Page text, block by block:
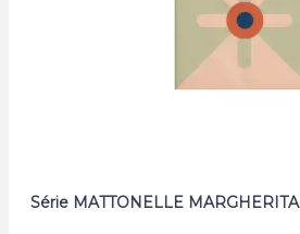
Série MATTONELLE MARGHERITA